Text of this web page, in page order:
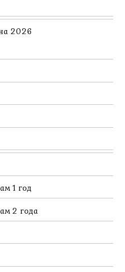
2026
1 год
2 года